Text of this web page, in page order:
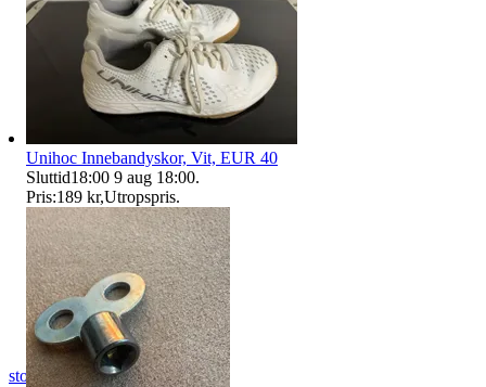
stortjatarn
Unihoc Innebandyskor, Vit, EUR 40
Sluttid18:00 9 aug 18:00.
Pris:189 kr,Utropspris.